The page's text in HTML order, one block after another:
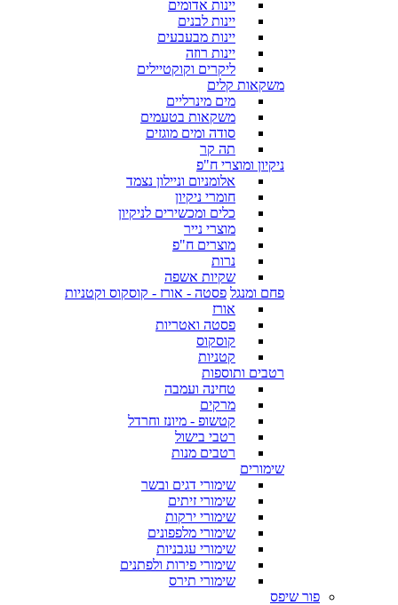
יינות אדומים
יינות לבנים
יינות מבעבעים
יינות רוזה
ליקרים וקוקטיילים
משקאות קלים
מים מינרליים
משקאות בטעמים
סודה ומים מוגזים
תה קר
ניקיון ומוצרי ח"פ
אלומניום וניילון נצמד
חומרי ניקיון
כלים ומכשירים לניקיון
מוצרי נייר
מוצרים ח"פ
נרות
שקיות אשפה
פחם ומנגל פסטה - אורז - קוסקוס וקטניות
אורז
פסטה ואטריות
קוסקוס
קטניות
רטבים ותוספות
טחינה ועמבה
מרקים
קטשופ - מיונז וחרדל
רטבי בישול
רטבים מנות
שימורים
שימורי דגים ובשר
שימורי זיתים
שימורי ירקות
שימורי מלפפונים
שימורי עגבניות
שימורי פירות ולפתנים
שימורי תירס
פור שיפס